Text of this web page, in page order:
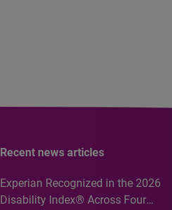
Recent news articles
Experian Recognized in the 2026
Disability Index® Across Four